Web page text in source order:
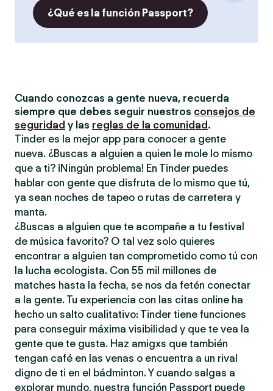
¿Qué es la función Passport?
Cuando conozcas a gente nueva, recuerda
siempre que debes seguir nuestros consejos de
seguridad y las reglas de la comunidad .
Tinder es la mejor app para conocer a gente
nueva. ¿Buscas a alguien a quien le mole lo mismo
que a ti? ¡Ningún problema! En Tinder puedes
hablar con gente que disfruta de lo mismo que tú,
ya sean noches de tapeo o rutas de carretera y
manta.
¿Buscas a alguien que te acompañe a tu festival
de música favorito? O tal vez solo quieres
encontrar a alguien tan comprometido como tú con
la lucha ecologista. Con 55 mil millones de
matches hasta la fecha, se nos da fetén conectar
a la gente. Tu experiencia con las citas online ha
hecho un salto cualitativo: Tinder tiene funciones
para conseguir máxima visibilidad y que te vea la
gente que te gusta. Haz amigxs que también
tengan café en las venas o encuentra a un rival
digno de ti en el bádminton. Y cuando salgas a
explorar mundo, nuestra función Passport puede